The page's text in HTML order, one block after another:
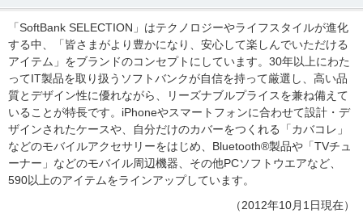
「SoftBank SELECTION」はテクノロジーやライフスタイルが進化
する中、「皆さまがより豊かになり、安心して楽しんでいただける
アイテム」をブランドのコンセプトにしています。30年以上にわた
ってIT製品を取り扱うソフトバンクが自信を持って厳選し、高い品
質とデザイン性に優れながら、リーズナブルプライスを兼ね備えて
いることが特長です。iPhoneやスマートフォンに合わせて設計・デ
ザインされたケースや、自分だけのカバーをつくれる「カバコレ」
などのモバイルアクセサリーをはじめ、Bluetooth®製品や「TVチュ
ーナー」などのモバイル周辺機器、その他PCソフトウエアなど、
590以上のアイテムをラインアップしています。
（2012年10月1日現在）